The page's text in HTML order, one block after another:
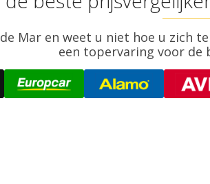
Mar en weet u niet hoe u zich
een topervaring voor de